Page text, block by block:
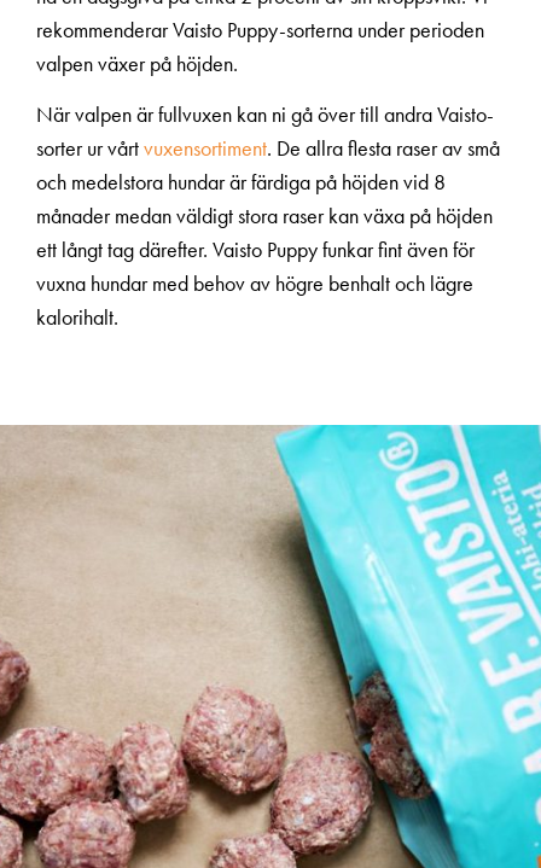
rekommenderar Vaisto Puppy-sorterna under perioden
valpen växer på höjden.
När valpen är fullvuxen kan ni gå över till andra Vaisto-
sorter ur vårtvuxensortiment. De allra flesta raser av små
och medelstora hundar är färdiga på höjden vid 8
månader medan väldigt stora raser kan växa på höjden
ett långt tag därefter. Vaisto Puppy funkar fint även för
vuxna hundar med behov av högre benhalt och lägre
kalorihalt.